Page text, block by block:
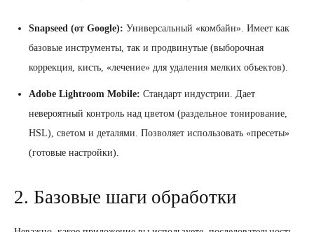
Snapseed (от Google): Универсальный «комбайн». Имеет как
базовые инструменты, так и продвинутые (выборочная
коррекция, кисть, «лечение» для удаления мелких объектов).
Adobe Lightroom Mobile: Стандарт индустрии. Дает
невероятный контроль над цветом (раздельное тонирование,
HSL), светом и деталями. Позволяет использовать «пресеты»
(готовые настройки).
2. Базовые шаги обработки